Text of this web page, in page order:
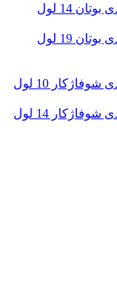
حوله خشک کن فولادی بوتان 14 لول
حوله خشک کن فولادی بوتان 19 لول
حوله خشک کن فولادی شوفاژکار 10 لول
حوله خشک کن فولادی شوفاژکار 14 لول